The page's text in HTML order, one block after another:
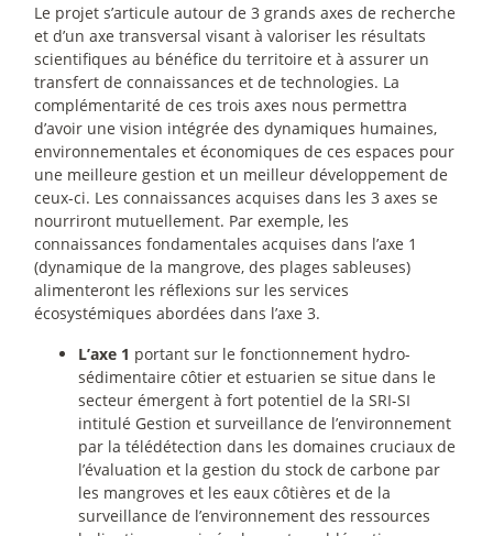
Le projet s’articule autour de 3 grands axes de recherche
et d’un axe transversal visant à valoriser les résultats
scientifiques au bénéfice du territoire et à assurer un
transfert de connaissances et de technologies. La
complémentarité de ces trois axes nous permettra
d’avoir une vision intégrée des dynamiques humaines,
environnementales et économiques de ces espaces pour
une meilleure gestion et un meilleur développement de
ceux-ci. Les connaissances acquises dans les 3 axes se
nourriront mutuellement. Par exemple, les
connaissances fondamentales acquises dans l’axe 1
(dynamique de la mangrove, des plages sableuses)
alimenteront les réflexions sur les services
écosystémiques abordées dans l’axe 3.
L’axe 1 portant sur le fonctionnement hydro-
sédimentaire côtier et estuarien se situe dans le
secteur émergent à fort potentiel de la SRI-SI
intitulé Gestion et surveillance de l’environnement
par la télédétection dans les domaines cruciaux de
l’évaluation et la gestion du stock de carbone par
les mangroves et les eaux côtières et de la
surveillance de l’environnement des ressources